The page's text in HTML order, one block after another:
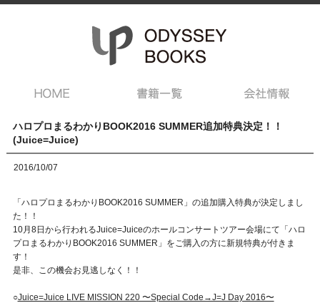
ハロプロまるわかりBOOK2016 SUMMER追加特典決定！！
(Juice=Juice)
2016/10/07
「ハロプロまるわかりBOOK2016 SUMMER」の追加購入特典が決定しまし
た！！
10月8日から行われるJuice=Juiceのホールコンサートツアー会場にて「ハロ
プロまるわかりBOOK2016 SUMMER」をご購入の方に新規特典が付きま
す！
是非、この機会お見逃しなく！！
○Juice=Juice LIVE MISSION 220 〜Special Code→J=J Day 2016〜